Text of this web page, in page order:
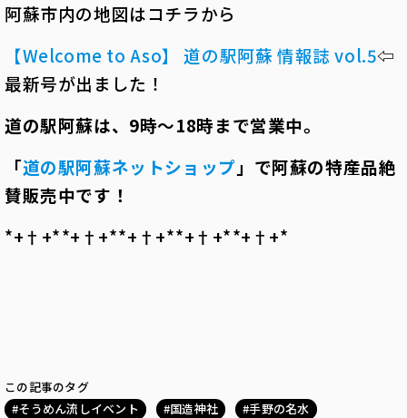
阿蘇市内の地図はコチラから
【Welcome to Aso】 道の駅阿蘇 情報誌 vol.5⇦
最新号が出ました！
道の駅阿蘇は、 9時～18時まで営業中。
「道の駅阿蘇ネットショップ」で阿蘇の特産品絶
賛販売中です！
*+†+*――*+†+*――*+†+*――*+†+*――*+†+*
この記事のタグ
そうめん流しイベント
国造神社
手野の名水